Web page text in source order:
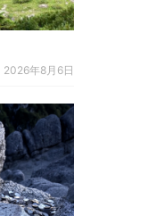
2026年8月6日